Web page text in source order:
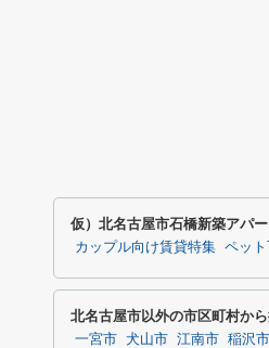
仮）北名古屋市石橋新築アパ
カップル向け賃貸特集 ペッ
北名古屋市以外の市区町村か
一宮市 犬山市 江南市 稲沢市